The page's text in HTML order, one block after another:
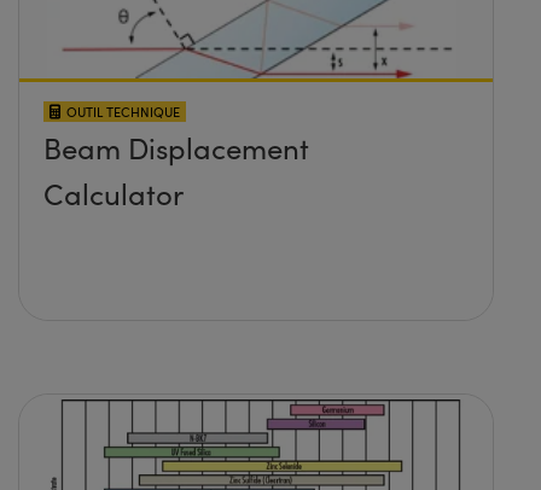
OUTIL TECHNIQUE
Beam Displacement
Calculator